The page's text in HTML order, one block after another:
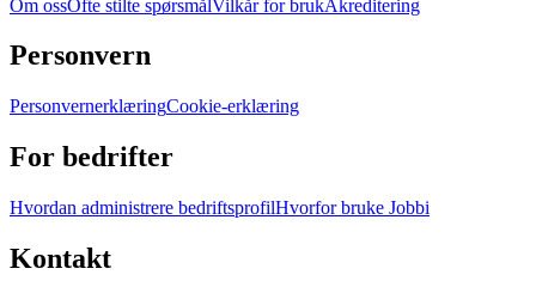
Om ossOfte stilte spørsmålVilkår for brukAkreditering
Personvern
PersonvernerklæringCookie-erklæring
For bedrifter
Hvordan administrere bedriftsprofilHvorfor bruke Jobbi
Kontakt